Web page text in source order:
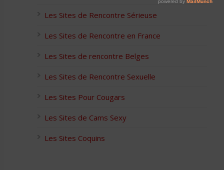
Les Sites de Rencontre Sérieuse
Les Sites de Rencontre en France
Les Sites de rencontre Belges
Les Sites de Rencontre Sexuelle
Les Sites Pour Cougars
Les Sites de Cams Sexy
Les Sites Coquins